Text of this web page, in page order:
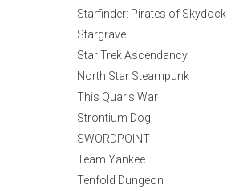
Starfinder: Pirates of Skydock
Stargrave
Star Trek Ascendancy
North Star Steampunk
This Quar's War
Strontium Dog
SWORDPOINT
Team Yankee
Tenfold Dungeon